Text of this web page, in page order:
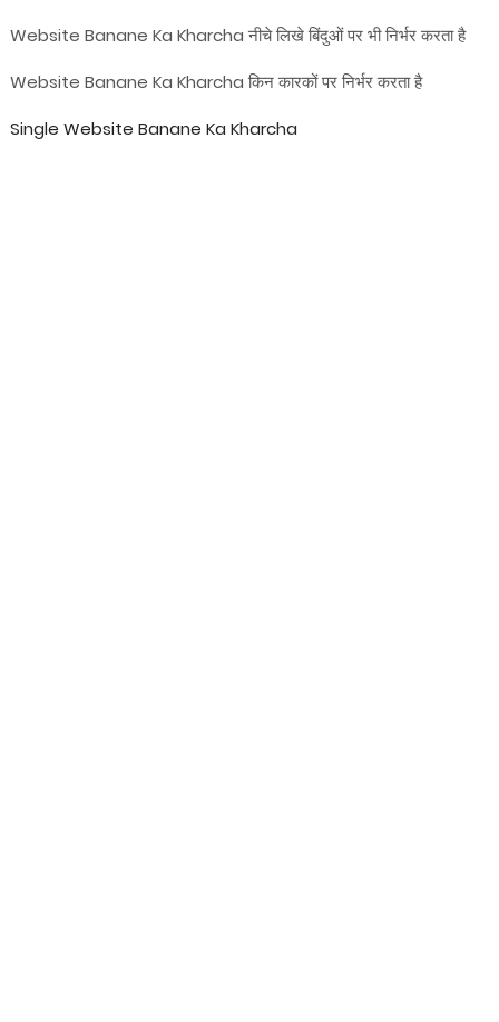
Website Banane Ka Kharcha नीचे लिखे बिंदुओं पर भी निर्भर करता है
Website Banane Ka Kharcha किन कारकों पर निर्भर करता है
Single Website Banane Ka Kharcha